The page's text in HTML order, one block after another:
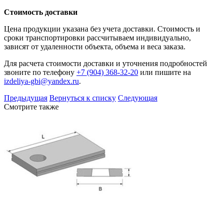
Стоимость доставки
Цена продукции указана без учета доставки. Стоимость и
сроки транспортировки рассчитываем индивидуально,
зависят от удаленности объекта, объема и веса заказа.
Для расчета стоимости доставки и уточнения подробностей
звоните по телефону +7 (904) 368-32-20 или пишите на
izdeliya-gbi@yandex.ru.
Предыдущая Вернуться к списку Следующая
Смотрите также